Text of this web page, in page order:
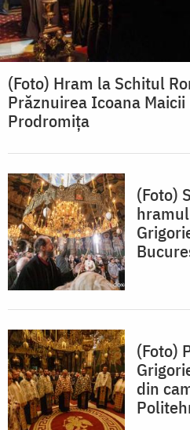
(Foto) Hram la Schitul
Prăznuirea Icoana
Prodromița
(Foto)
(Foto)
din